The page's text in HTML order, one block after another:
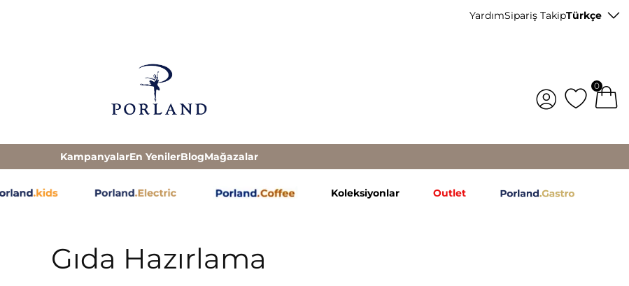
YardımSipariş TakipTürkçe
0
KampanyalarEn YenilerBlogMağazalar
Koleksiyonlar Outlet
Gıda Hazırlama